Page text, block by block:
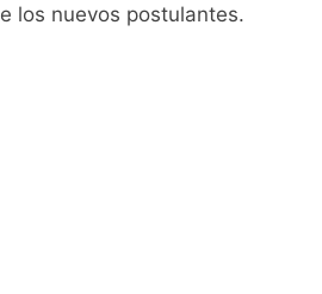
los nuevos postulantes.